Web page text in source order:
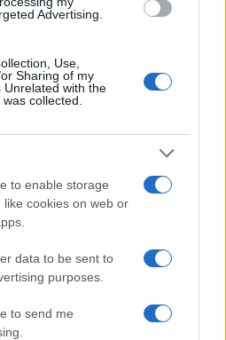
Advertising.
Use,
Sharing of my
Unrelated with the
collected.
to enable storage
cookies on web or
data to be sent to
purposes.
to send me
To Ιράν συζητά με το
Ομάν για τα Στενά